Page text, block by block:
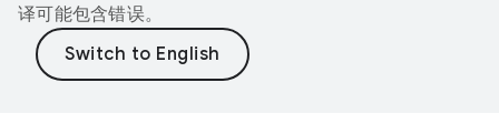
译可能包含错误。